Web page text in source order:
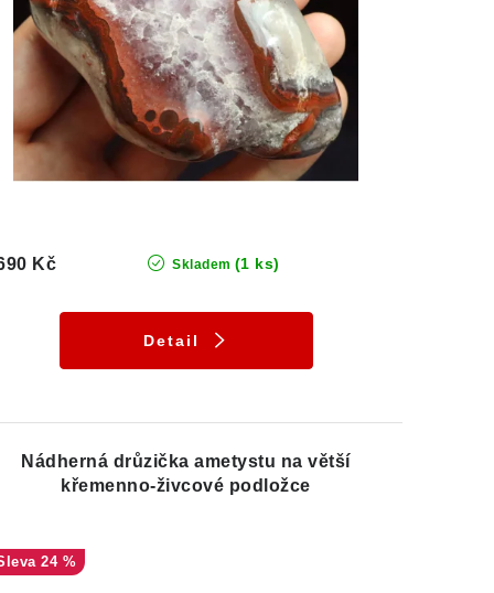
Skladem (1 ks)
Kč
Detail
Nádherná drůzička ametystu na větší
křemenno-živcové podložce
24 %